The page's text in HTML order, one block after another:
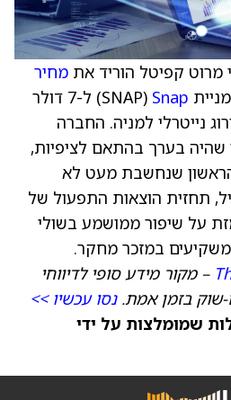
מרוט קפיטל הוריד את מחיר
Snap
‏(SNAP) ל-7 דולר
נייטרלי למניה. החברה
שהיה בערך בהתאם לציפיות,
שנחשבת מעט לא
תחזית הוצאות התפעול של
לשנת 2026 רומזת על שיפור ממושמע בשולי
במזכר מחקר.
– מקור מידע סופי לדיווחי
שוק בזמן אמת.נסו עכשיו >>
שמומלצות על ידי